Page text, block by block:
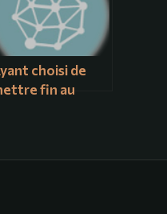
événement pour
ans
choisi de
fin au